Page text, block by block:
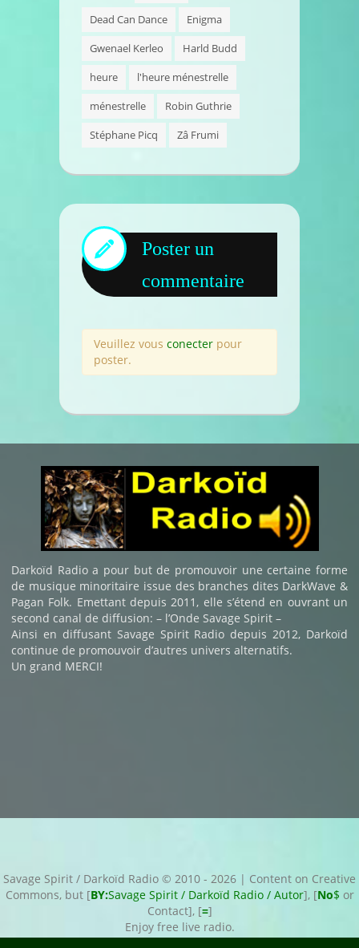
Dead Can Dance
Enigma
Gwenael Kerleo
Harld Budd
heure
l'heure ménestrelle
ménestrelle
Robin Guthrie
Stéphane Picq
Zâ Frumi
Poster un
commentaire
Veuillez vous conecter pour
poster.
Darkoïd Radio a pour but de promouvoir une certaine forme
de musique minoritaire issue des branches dites DarkWave &
Pagan Folk. Emettant depuis 2011, elle s’étend en ouvrant un
second canal de diffusion: – l’Onde Savage Spirit –
Ainsi en diffusant Savage Spirit Radio depuis 2012, Darkoïd
continue de promouvoir d’autres univers alternatifs.
Un grand MERCI!
Savage Spirit / Darkoïd Radio © 2010 - 2026 | Content on Creative
Commons, but [BY:Savage Spirit / Darkoïd Radio / Autor], [No$ or
Contact], [=]
Enjoy free live radio.